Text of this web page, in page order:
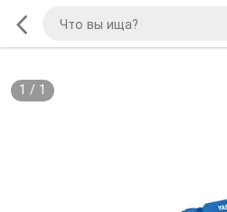
1 / 1